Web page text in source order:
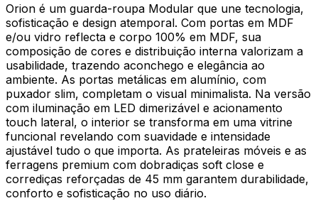
Orion é um guarda-roupa Modular que une tecnologia,
sofisticação e design atemporal. Com portas em MDF
e/ou vidro reflecta e corpo 100% em MDF, sua
composição de cores e distribuição interna valorizam a
usabilidade, trazendo aconchego e elegância ao
ambiente. As portas metálicas em alumínio, com
puxador slim, completam o visual minimalista. Na versão
com iluminação em LED dimerizável e acionamento
touch lateral, o interior se transforma em uma vitrine
funcional revelando com suavidade e intensidade
ajustável tudo o que importa. As prateleiras móveis e as
ferragens premium com dobradiças soft close e
corrediças reforçadas de 45 mm garantem durabilidade,
conforto e sofisticação no uso diário.